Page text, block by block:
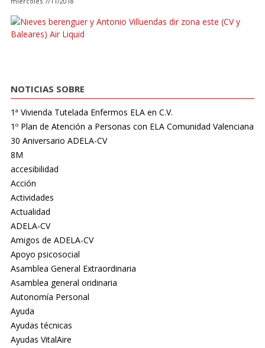
NOTICIAS SOBRE
1ª Vivienda Tutelada Enfermos ELA en C.V.
1º Plan de Atención a Personas con ELA Comunidad Valenciana
30 Aniversario ADELA-CV
8M
accesibilidad
Acción
Actividades
Actualidad
ADELA-CV
Amigos de ADELA-CV
Apoyo psicosocial
Asamblea General Extraordinaria
Asamblea general oridinaria
Autonomía Personal
Ayuda
Ayudas técnicas
Ayudas VitalAire